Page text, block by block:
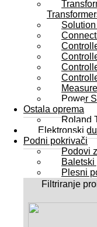
Power
Ostala oprema
Roland
Elektronski
Podni pokrivači
Podovi
Plesni
Filtriranje